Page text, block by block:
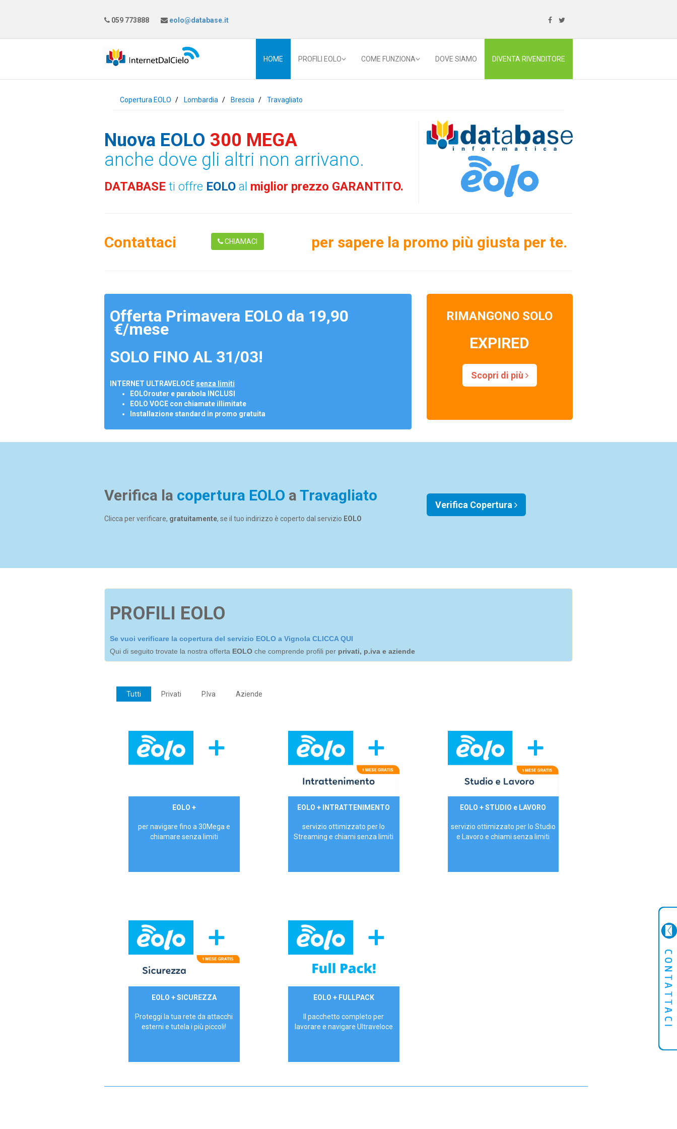
059 773888 eolo@database.it
HOME PROFILI EOLO COME FUNZIONA DOVE SIAMO DIVENTA RIVENDITORE
Copertura EOLO Lombardia Brescia Travagliato
Nuova EOLO 300 MEGA
anche dove gli altri non arrivano.
DATABASE ti offre EOLO al miglior prezzo GARANTITO.
Contattaci CHIAMACI per sapere la promo più giusta per te.
Offerta Primavera EOLO da 19,90
€/mese
SOLO FINO AL 31/03!
INTERNET ULTRAVELOCE senza limiti
EOLOrouter e parabola INCLUSI
EOLO VOCE con chiamate illimitate
Installazione standard in promo gratuita
RIMANGONO SOLO
EXPIRED
Scopri di più
Verifica la copertura EOLO a Travagliato
Clicca per verificare, gratuitamente, se il tuo indirizzo è coperto dal servizio EOLO
Verifica Copertura
PROFILI EOLO
Se vuoi verificare la copertura del servizio EOLO a Vignola CLICCA QUI
Qui di seguito trovate la nostra offerta EOLO che comprende profili per privati, p.iva e aziende
Tutti Privati P.Iva Aziende
€ 24,90/meseEOLO +
per navigare fino a 30Mega e
chiamare senza limiti
29,90€/mese
EOLO + INTRATTENIMENTO
servizio ottimizzato per lo
Streaming e chiami senza limiti
29,90€/mese
EOLO + STUDIO e LAVORO
servizio ottimizzato per lo Studio
e Lavoro e chiami senza limiti
29,90€/mese
EOLO + SICUREZZA
Proteggi la tua rete da attacchi
esterni e tutela i più piccoli!
34,90 €/meseEOLO + FULLPACK
Il pacchetto completo per
lavorare e navigare Ultraveloce